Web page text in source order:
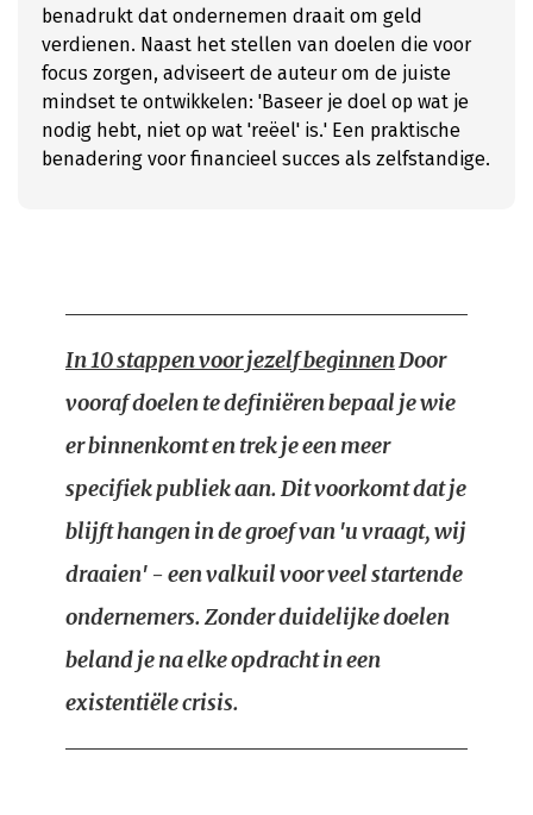
benadrukt dat ondernemen draait om geld
verdienen. Naast het stellen van doelen die voor
focus zorgen, adviseert de auteur om de juiste
mindset te ontwikkelen: 'Baseer je doel op wat je
nodig hebt, niet op wat 'reëel' is.' Een praktische
benadering voor financieel succes als zelfstandige.
In 10 stappen voor jezelf beginnenDoor
vooraf doelen te definiëren bepaal je wie
er binnenkomt en trek je een meer
specifiek publiek aan. Dit voorkomt dat je
blijft hangen in de groef van 'u vraagt, wij
draaien' - een valkuil voor veel startende
ondernemers. Zonder duidelijke doelen
beland je na elke opdracht in een
existentiële crisis.